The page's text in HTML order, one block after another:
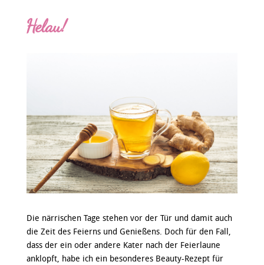
Helau!
Die närrischen Tage stehen vor der Tür und damit auch
die Zeit des Feierns und Genießens. Doch für den Fall,
dass der ein oder andere Kater nach der Feierlaune
anklopft, habe ich ein besonderes Beauty-Rezept für